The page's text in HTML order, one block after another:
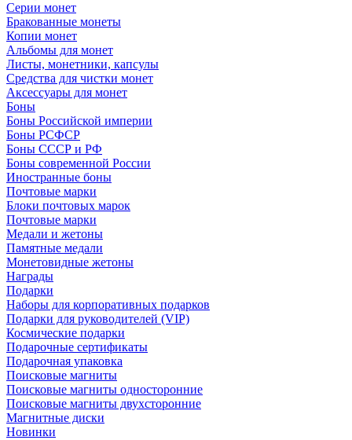
Серии монет
Бракованные монеты
Копии монет
Альбомы для монет
Листы, монетники, капсулы
Средства для чистки монет
Аксессуары для монет
Боны
Боны Российской империи
Боны РСФСР
Боны СССР и РФ
Боны современной России
Иностранные боны
Почтовые марки
Блоки почтовых марок
Почтовые марки
Медали и жетоны
Памятные медали
Монетовидные жетоны
Награды
Подарки
Наборы для корпоративных подарков
Подарки для руководителей (VIP)
Космические подарки
Подарочные сертификаты
Подарочная упаковка
Поисковые магниты
Поисковые магниты односторонние
Поисковые магниты двухсторонние
Магнитные диски
Новинки